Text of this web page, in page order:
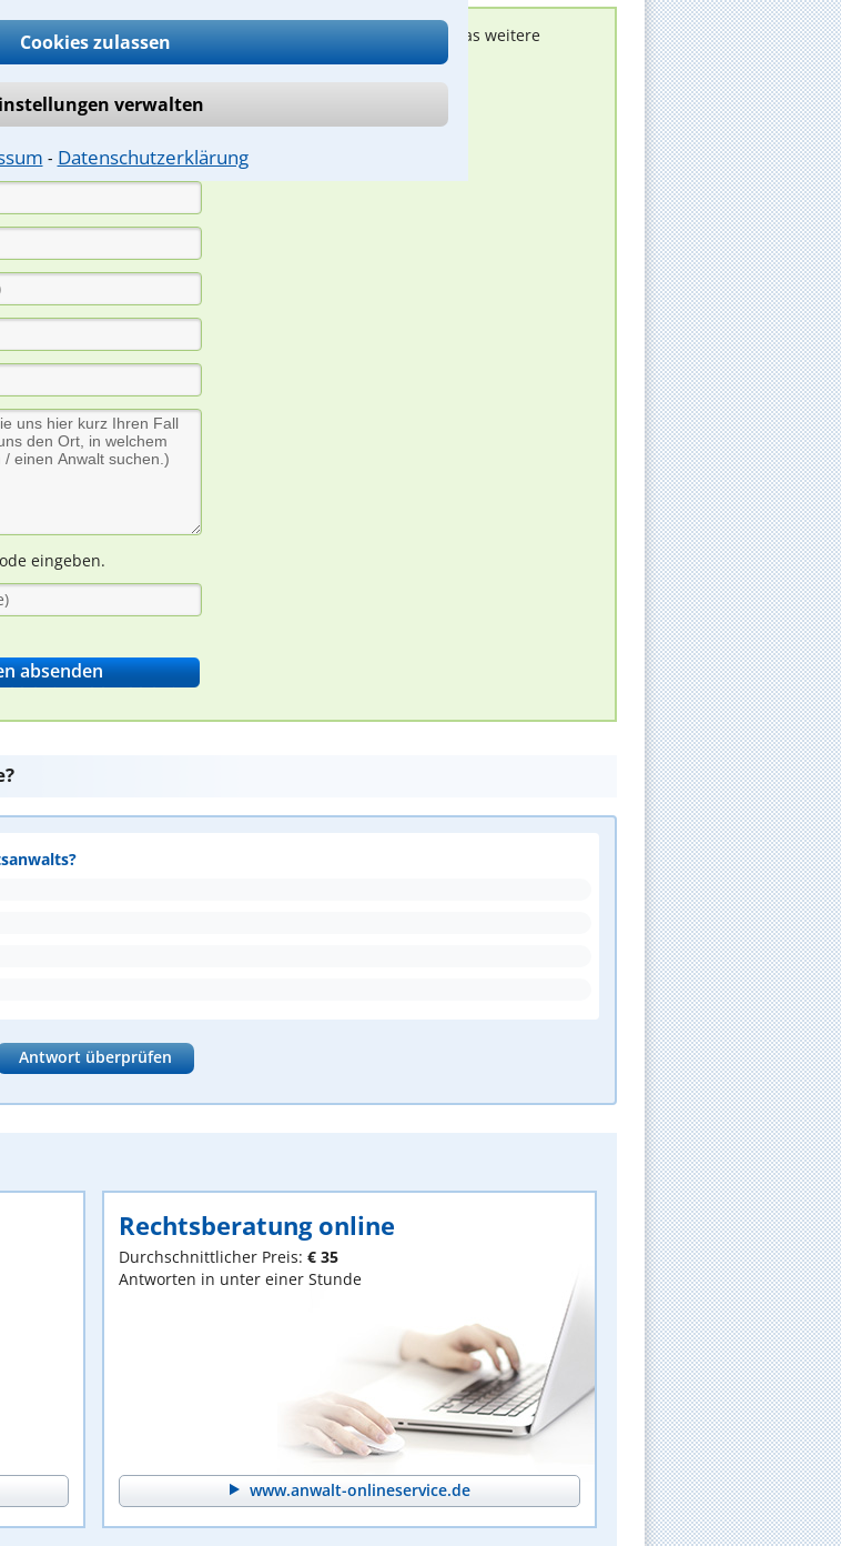
Cookies zulassen
verwalten
⁃ Datenschutzerklärung
sich spezialisierte Rechtsanwälte bei Ihnen melden, um das weitere
ist für Sie kostenlos.
eingeben.
Antwort überprüfen
Rechtsberatung online
Durchschnittlicher Preis: € 35
Antworten in unter einer Stunde
www.anwalt-onlineservice.de